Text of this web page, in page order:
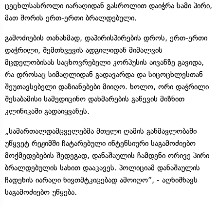
ცეცხლსასროლი იარაღიდან გასროლით დაიჭრა სამი პირი,
მათ შორის ერთ-ერთი ბრალდებული.
გამოძიების თანახმად, დაპირისპირების დროს, ერთ-ერთი
დაჭრილი, შემთხვევის ადგილიდან მიმალვის
მცდელობისას საცხოვრებელი კორპუსის აივანზე გავიდა,
რა დროსაც სიმაღლიდან გადავარდა და სიცოცხლესთან
შეუთავსებელი დაზიანებები მიიღო. ხოლო, ორი დაჭრილი
შესაბამისი სამედიცინო დახმარების გაწევის მიზნით
კლინიკაში გადაიყვანეს.
„სამართალდამცველებმა მთელი ღამის განმავლობაში
უწყვეტ რეჟიმში ჩატარებული ინტენსიური საგამოძიებო
მოქმედებების შედეგად, დანაშაულის ჩამდენი ორივე პირი
ბრალდებულის სახით დააკავეს. პოლიციამ დანაშაულის
ჩადენის იარაღი ნივთმტკიცებად ამოიღო”, - აღნიშნავს
საგამოძიებო უწყება.